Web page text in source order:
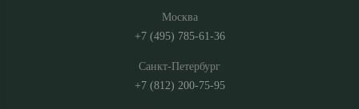
Москва
+7 (495) 785-61-36
Санкт-Петербург
+7 (812) 200-75-95